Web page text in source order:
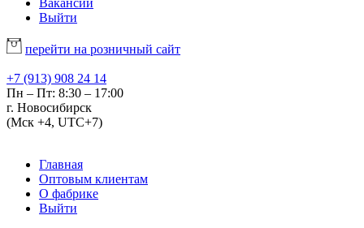
Вакансии
Выйти
перейти на розничный сайт
+7 (913) 908 24 14
Пн – Пт: 8:30 – 17:00
г. Новосибирск
(Мск +4, UTC+7)
Главная
Оптовым клиентам
О фабрике
Выйти